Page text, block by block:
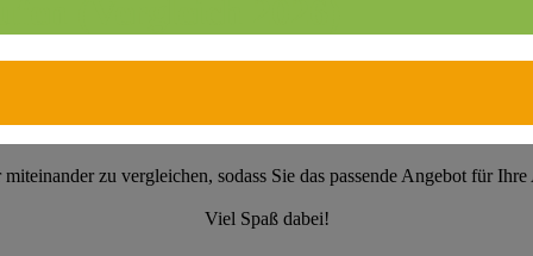
zu vergleichen, sodass Sie das passende Angebot für
Viel Spaß dabei!